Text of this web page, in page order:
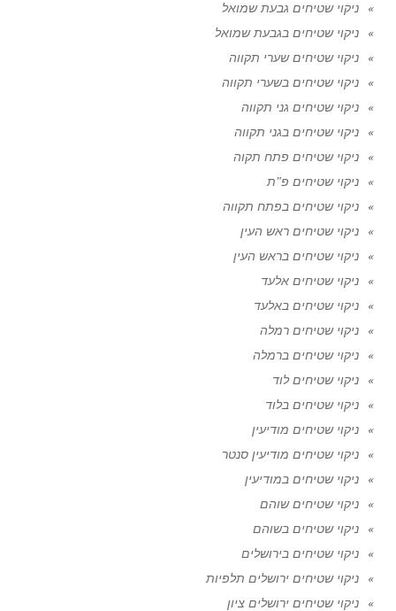
ניקוי שטיחים גבעת שמואל
ניקוי שטיחים בגבעת שמואל
ניקוי שטיחים שערי תקווה
ניקוי שטיחים בשערי תקווה
ניקוי שטיחים גני תקווה
ניקוי שטיחים בגני תקווה
ניקוי שטיחים פתח תקוה
ניקוי שטיחים פ"ת
ניקוי שטיחים בפתח תקווה
ניקוי שטיחים ראש העין
ניקוי שטיחים בראש העין
ניקוי שטיחים אלעד
ניקוי שטיחים באלעד
ניקוי שטיחים רמלה
ניקוי שטיחים ברמלה
ניקוי שטיחים לוד
ניקוי שטיחים בלוד
ניקוי שטיחים מודיעין
ניקוי שטיחים מודיעין סנטר
ניקוי שטיחים במודיעין
ניקוי שטיחים שוהם
ניקוי שטיחים בשוהם
ניקוי שטיחים בירושלים
ניקוי שטיחים ירושלים תלפיות
ניקוי שטיחים ירושלים ציון